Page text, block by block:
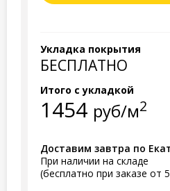
Укладка покрытия
БЕСПЛАТНО
Итого с укладкой
1454 руб/м2
Доставим завтра по
При наличии на складе
(бесплатно при заказе от